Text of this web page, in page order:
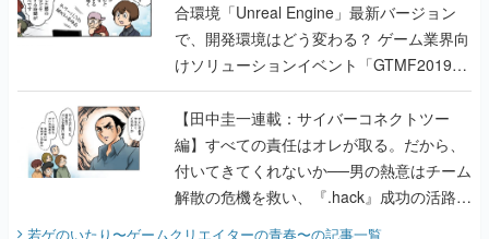
合環境「Unreal Engine」最新バージョン
で、開発環境はどう変わる？ ゲーム業界向
けソリューションイベント「GTMF2019」
に行って、より理解を深めよう【PR】
【田中圭一連載：サイバーコネクトツー
編】すべての責任はオレが取る。だから、
付いてきてくれないか──男の熱意はチーム
解散の危機を救い、『.hack』成功の活路を
開く。業界の快男児・松山 洋に流れる血は
若ゲのいたり〜ゲームクリエイターの青春〜の記事一覧